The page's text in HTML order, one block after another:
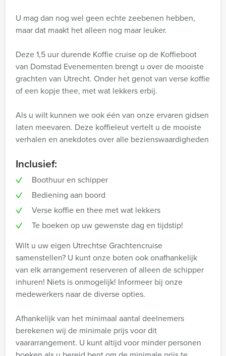
U mag dan nog wel geen echte zeebenen hebben,
maar dat maakt het alleen nog maar leuker.
Deze 1,5 uur durende Koffie cruise op de Koffieboot
van Domstad Evenementen brengt u over de mooiste
grachten van Utrecht. Onder het genot van verse koffie
of een kopje thee, met wat lekkers erbij.
Als u wilt kunnen we ook één van onze ervaren gidsen
laten meevaren. Deze koffieleut vertelt u de mooiste
verhalen en anekdotes over alle bezienswaardigheden
Inclusief:
Boothuur en schipper
Bediening aan boord
Verse koffie en thee met wat lekkers
Te boeken op uw gewenste dag en tijdstip!
Wilt u uw eigen Utrechtse Grachtencruise
samenstellen? U kunt onze boten ook onafhankelijk
van elk arrangement reserveren of alleen de schipper
inhuren! Niets is onmogelijk! Informeer bij onze
medewerkers naar de diverse opties.
Afhankelijk van het minimaal aantal deelnemers
berekenen wij de minimale prijs voor dit
vaararrangement. U kunt altijd voor minder personen